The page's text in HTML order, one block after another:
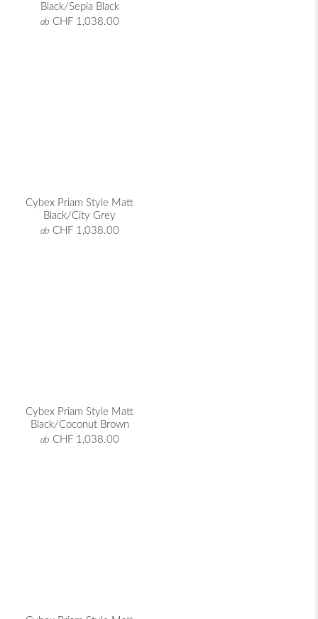
Black/Sepia Black
ab CHF 1,038.00
Cybex Priam Style Matt
Black/City Grey
ab CHF 1,038.00
Cybex Priam Style Matt
Black/Coconut Brown
ab CHF 1,038.00